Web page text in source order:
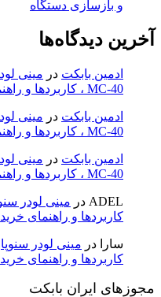
و بازسازی دستگاه
آخرین دیدگاه‌ها
ادمین بابکت در
MC-40 ، کاربردها و راهنمای خرید
ادمین بابکت در
MC-40 ، کاربردها و راهنمای خرید
ادمین بابکت در
MC-40 ، کاربردها و راهنمای خرید
ADEL در
کاربردها و راهنمای خرید
سارا در
کاربردها و راهنمای خرید
مجوزهای ایران بابکت